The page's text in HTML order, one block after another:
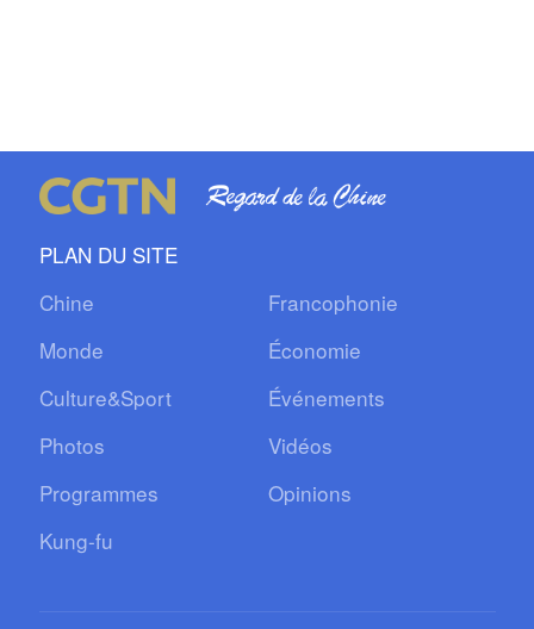
PLAN DU SITE
Chine
Francophonie
Monde
Économie
Culture&Sport
Événements
Photos
Vidéos
Programmes
Opinions
Kung-fu